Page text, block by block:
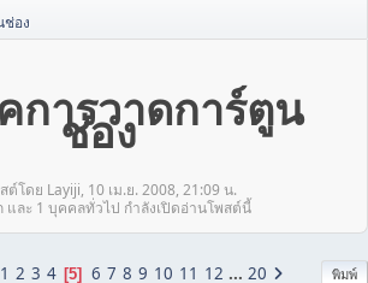
ช่อง
การวาดการ์ตูน
ช่อง
ต์โดย Layiji, 10 เม.ย. 2008, 21:09 น.
และ 1 บุคคลทั่วไป กำลังเปิดอ่านโพสต์นี้
พิมพ์
1 2 3 4 5 6 7 8 9 10 11 12 ... 20